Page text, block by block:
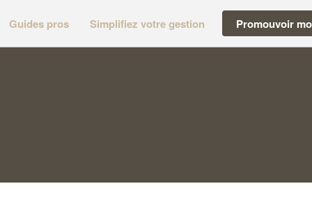
Guides pros Simplifiez votre gestion Promouvoir